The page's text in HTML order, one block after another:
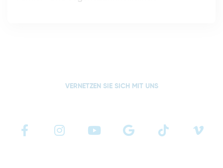
VERNETZEN SIE SICH MIT UNS